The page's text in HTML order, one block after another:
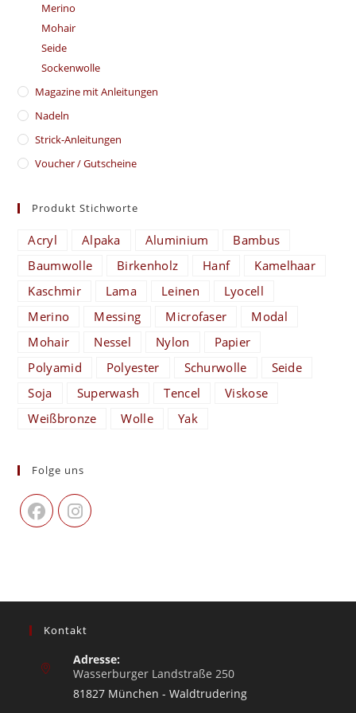
Merino
Mohair
Seide
Sockenwolle
Magazine mit Anleitungen
Nadeln
Strick-Anleitungen
Voucher / Gutscheine
Produkt Stichworte
Acryl Alpaka Aluminium
Bambus
Baumwolle
Birkenholz Hanf
Kamelhaar
Kaschmir
Lama Leinen
Lyocell
Merino
Messing Microfaser
Modal
Mohair
Nessel Nylon
Papier
Polyamid
Polyester Schurwolle
Seide
Soja
Superwash Tencel
Viskose
Weißbronze
Wolle Yak
Folge uns
Kontakt
Adresse:
Wasserburger Landstraße 250
81827 München - Waldtrudering